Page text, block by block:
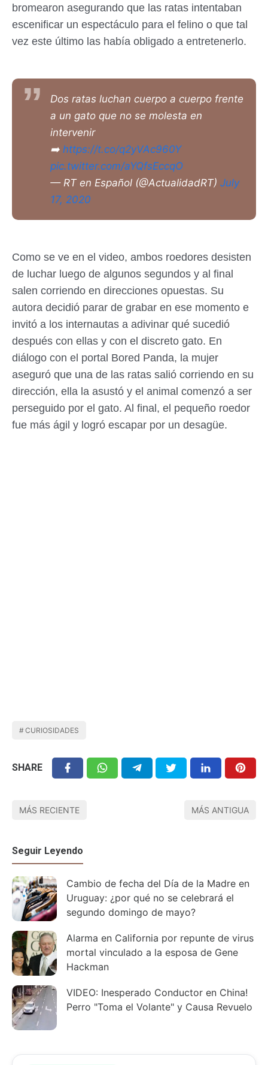
bromearon asegurando que las ratas intentaban
escenificar un espectáculo para el felino o que tal
vez este último las había obligado a entretenerlo.
Dos ratas luchan cuerpo a cuerpo frente
a un gato que no se molesta en
intervenir
➡️ https://t.co/q2yVAc960Y
pic.twitter.com/aYQfsEccqO
— RT en Español (@ActualidadRT) July
17, 2020
Como se ve en el video, ambos roedores desisten
de luchar luego de algunos segundos y al final
salen corriendo en direcciones opuestas. Su
autora decidió parar de grabar en ese momento e
invitó a los internautas a adivinar qué sucedió
después con ellas y con el discreto gato. En
diálogo con el portal Bored Panda, la mujer
aseguró que una de las ratas salió corriendo en su
dirección, ella la asustó y el animal comenzó a ser
perseguido por el gato. Al final, el pequeño roedor
fue más ágil y logró escapar por un desagüe.
CURIOSIDADES
SHARE
MÁS RECIENTE MÁS ANTIGUA
Seguir Leyendo
Cambio de fecha del Día de la Madre en
Uruguay: ¿por qué no se celebrará el
segundo domingo de mayo?
Alarma en California por repunte de virus
mortal vinculado a la esposa de Gene
Hackman
VIDEO: Inesperado Conductor en China!
Perro "Toma el Volante" y Causa Revuelo